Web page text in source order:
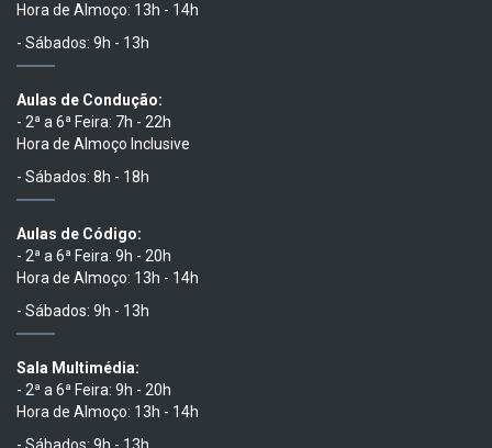
Hora de Almoço: 13h - 14h
- Sábados: 9h - 13h
Aulas de Condução:
- 2ª a 6ª Feira: 7h - 22h
Hora de Almoço Inclusive
- Sábados: 8h - 18h
Aulas de Código:
- 2ª a 6ª Feira: 9h - 20h
Hora de Almoço: 13h - 14h
- Sábados: 9h - 13h
Sala Multimédia:
- 2ª a 6ª Feira: 9h - 20h
Hora de Almoço: 13h - 14h